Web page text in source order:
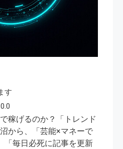
す
0.0
稼げるのか？「トレンド
から、「芸能×マネーで
「毎日必死に記事を更新